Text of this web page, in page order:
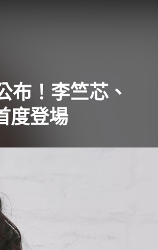
布！李竺芯、
度登場